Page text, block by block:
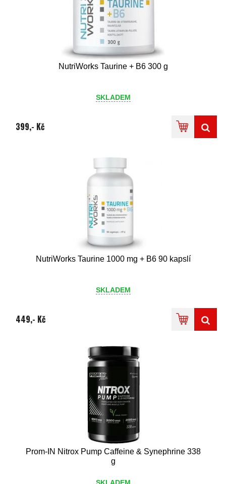
NutriWorks Taurine + B6 300 g
SKLADEM
399,- Kč
NutriWorks Taurine 1000 mg + B6 90 kapslí
SKLADEM
449,- Kč
Prom-IN Nitrox Pump Caffeine & Synephrine 338
g